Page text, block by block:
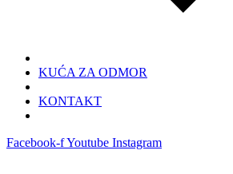
KUĆA ZA ODMOR
KONTAKT
Facebook-fYoutube Instagram